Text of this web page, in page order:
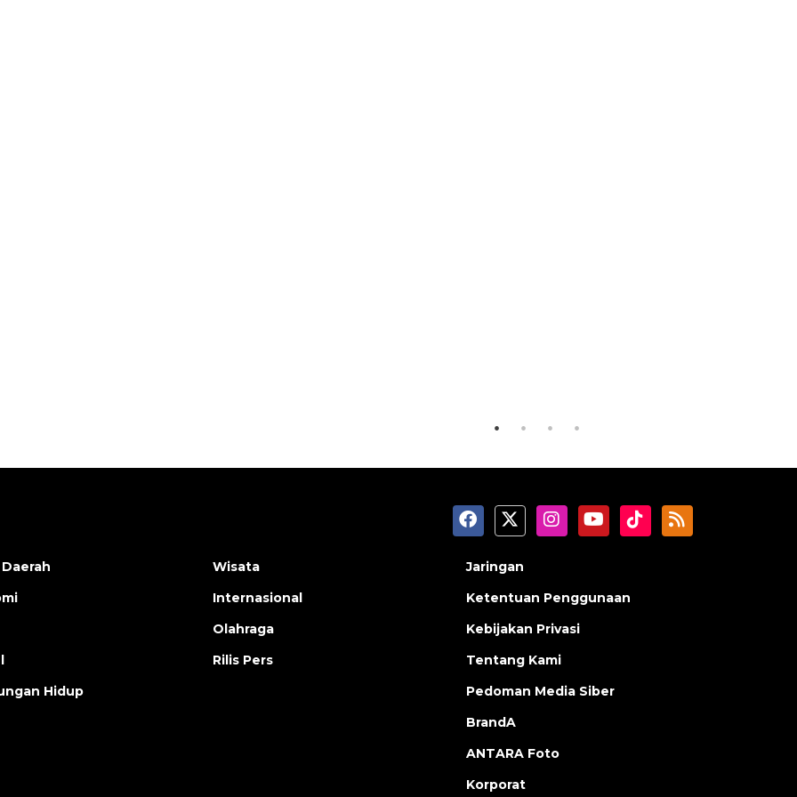
Hidup
Wisata
Internasional
Olahraga
Rilis Pers
Jaringan
Ketentuan Penggunaan
Kebijakan Privasi
Tentang Kami
Pedoman Media Siber
BrandA
ANTARA Foto
Korporat